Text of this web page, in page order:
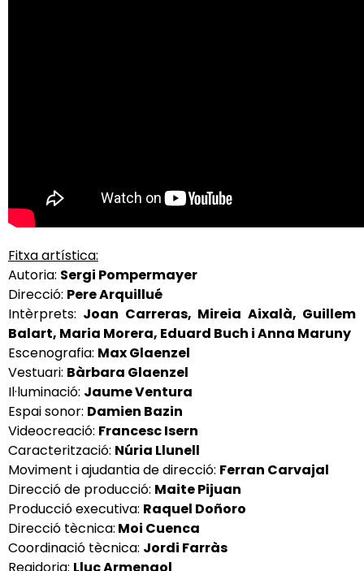
Fitxa artística:
Autoria: Sergi Pompermayer
Direcció: Pere Arquillué
Intèrprets: Joan Carreras, Mireia Aixalà, Guillem
Balart, Maria Morera, Eduard Buch i Anna Maruny
Escenografia: Max Glaenzel
Vestuari: Bàrbara Glaenzel
Il·luminació: Jaume Ventura
Espai sonor: Damien Bazin
Videocreació: Francesc Isern
Caracterització: Núria Llunell
Moviment i ajudantia de direcció: Ferran Carvajal
Direcció de producció: Maite Pijuan
Producció executiva: Raquel Doñoro
Direcció tècnica: Moi Cuenca
Coordinació tècnica: Jordi Farràs